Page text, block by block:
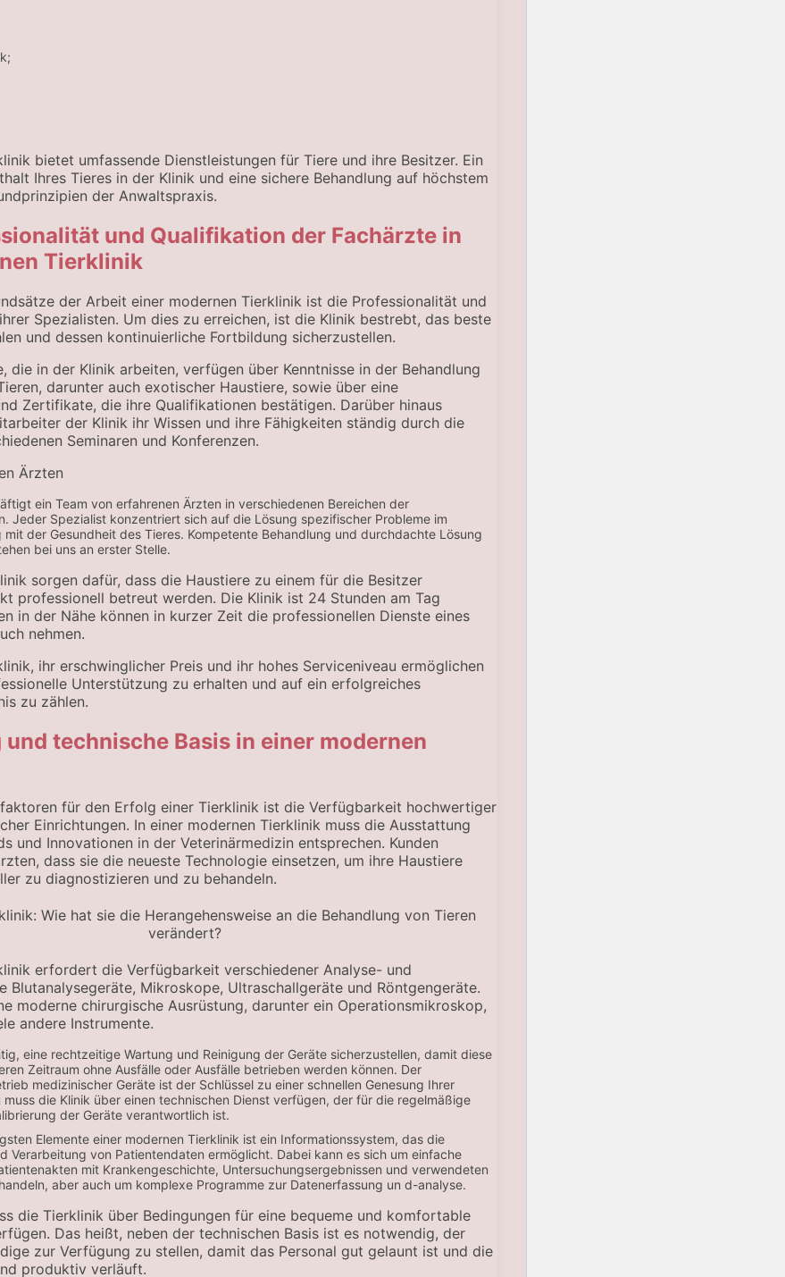
bietet umfassende Dienstleistungen für Tiere und ihre Besitzer. Ein
Ihres Tieres in der Klinik und eine sichere Behandlung auf höchstem
der Anwaltspraxis.
und Qualifikation der Fachärzte in
Tierklinik
der Arbeit einer modernen Tierklinik ist die Professionalität und
Spezialisten. Um dies zu erreichen, ist die Klinik bestrebt, das beste
und dessen kontinuierliche Fortbildung sicherzustellen.
die in der Klinik arbeiten, verfügen über Kenntnisse in der Behandlung
darunter auch exotischer Haustiere, sowie über eine
Zertifikate, die ihre Qualifikationen bestätigen. Darüber hinaus
der Klinik ihr Wissen und ihre Fähigkeiten ständig durch die
Seminaren und Konferenzen.
Ärzten
ein Team von erfahrenen Ärzten in verschiedenen Bereichen der
Jeder Spezialist konzentriert sich auf die Lösung spezifischer Probleme im
mit der Gesundheit des Tieres. Kompetente Behandlung und durchdachte Lösung
bei uns an erster Stelle.
sorgen dafür, dass die Haustiere zu einem für die Besitzer
professionell betreut werden. Die Klinik ist 24 Stunden am Tag
in der Nähe können in kurzer Zeit die professionellen Dienste eines
nehmen.
ihr erschwinglicher Preis und ihr hohes Serviceniveau ermöglichen
Unterstützung zu erhalten und auf ein erfolgreiches
zu zählen.
technische Basis in einer modernen
für den Erfolg einer Tierklinik ist die Verfügbarkeit hochwertiger
Einrichtungen. In einer modernen Tierklinik muss die Ausstattung
und Innovationen in der Veterinärmedizin entsprechen. Kunden
dass sie die neueste Technologie einsetzen, um ihre Haustiere
zu diagnostizieren und zu behandeln.
erfordert die Verfügbarkeit verschiedener Analyse- und
Blutanalysegeräte, Mikroskope, Ultraschallgeräte und Röntgengeräte.
moderne chirurgische Ausrüstung, darunter ein Operationsmikroskop,
andere Instrumente.
eine rechtzeitige Wartung und Reinigung der Geräte sicherzustellen, damit diese
Zeitraum ohne Ausfälle oder Ausfälle betrieben werden können. Der
medizinischer Geräte ist der Schlüssel zu einer schnellen Genesung Ihrer
muss die Klinik über einen technischen Dienst verfügen, der für die regelmäßige
der Geräte verantwortlich ist.
Elemente einer modernen Tierklinik ist ein Informationssystem, das die
Verarbeitung von Patientendaten ermöglicht. Dabei kann es sich um einfache
mit Krankengeschichte, Untersuchungsergebnissen und verwendeten
aber auch um komplexe Programme zur Datenerfassung un d-analyse.
die Tierklinik über Bedingungen für eine bequeme und komfortable
Das heißt, neben der technischen Basis ist es notwendig, der
zur Verfügung zu stellen, damit das Personal gut gelaunt ist und die
produktiv verläuft.